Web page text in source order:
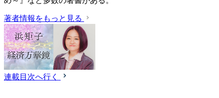
著者情報をもっと見る
連載目次へ行く